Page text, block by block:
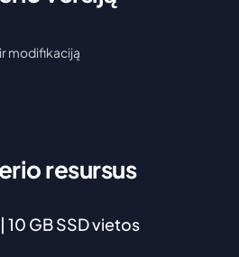
modifikaciją
resursus
10 GB SSD vietos